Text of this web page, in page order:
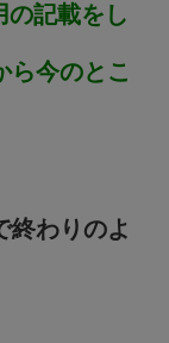
記載をし
ら今のとこ
終わりのよ